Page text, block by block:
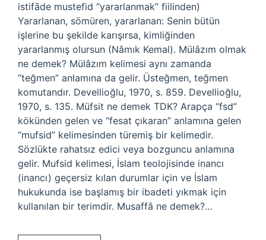
istifāde mustefіd “yararlanmak” fiilinden)
Yararlanan, sömüren, yararlanan: Senin bütün
işlerine bu şekilde karışırsa, kimliğinden
yararlanmış olursun (Nâmık Kemal). Mülâzım olmak
ne demek? Mülâzım kelimesi aynı zamanda
“teğmen” anlamına da gelir. Üsteğmen, teğmen
komutandır. Devellioğlu, 1970, s. 859. Devellioğlu,
1970, s. 135. Müfsit ne demek TDK? Arapça “fsd”
kökünden gelen ve “fesat çıkaran” anlamına gelen
“mufsid” kelimesinden türemiş bir kelimedir.
Sözlükte rahatsız edici veya bozguncu anlamına
gelir. Mufsid kelimesi, İslam teolojisinde inancı
(inancı) geçersiz kılan durumlar için ve İslam
hukukunda ise başlamış bir ibadeti yıkmak için
kullanılan bir terimdir. Musaffâ ne demek?…